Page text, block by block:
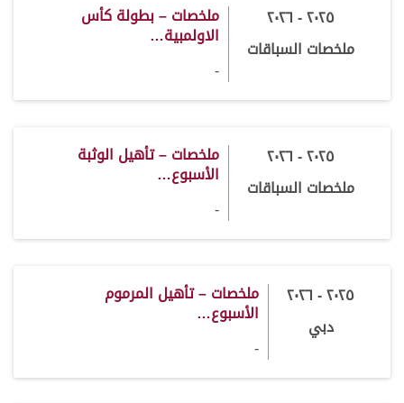
٢٠٢٥ - ٢٠٢٦
ملخصات السباقات
ملخصات – بطولة كأس
الاولمبية…
-
٢٠٢٥ - ٢٠٢٦
ملخصات السباقات
ملخصات – تأهيل الوثبة
الأسبوع…
-
٢٠٢٥ - ٢٠٢٦
دبي
ملخصات – تأهيل المرموم
الأسبوع…
-